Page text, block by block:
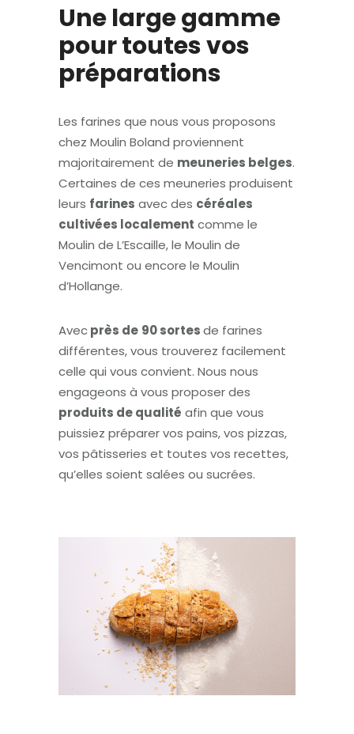
Une large gamme
pour toutes vos
préparations
Les farines que nous vous proposons
chez Moulin Boland proviennent
majoritairement de meuneries belges.
Certaines de ces meuneries produisent
leurs farines avec des céréales
cultivées localement comme le
Moulin de L’Escaille, le Moulin de
Vencimont ou encore le Moulin
d’Hollange.
Avecprès de 90 sortesde farines
différentes, vous trouverez facilement
celle qui vous convient. Nous nous
engageons à vous proposer des
produits de qualité afin que vous
puissiez préparer vos pains, vos pizzas,
vos pâtisseries et toutes vos recettes,
qu’elles soient salées ou sucrées.